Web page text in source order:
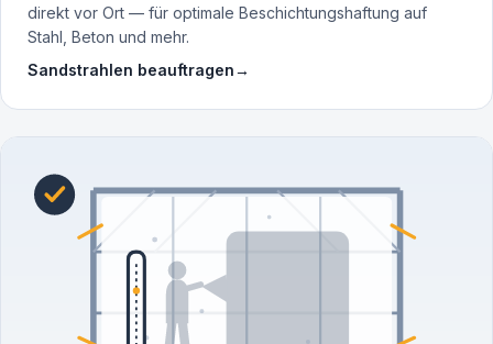
direkt vor Ort — für optimale Beschichtungshaftung auf
Stahl, Beton und mehr.
Sandstrahlen beauftragen→